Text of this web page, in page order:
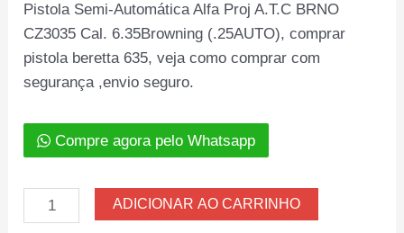
Pistola Semi-Automática Alfa Proj A.T.C BRNO
CZ3035 Cal. 6.35Browning (.25AUTO), comprar
pistola beretta 635, veja como comprar com
segurança ,envio seguro.
Compre agora pelo Whatsapp
Pistola
Semi-
ADICIONAR AO CARRINHO